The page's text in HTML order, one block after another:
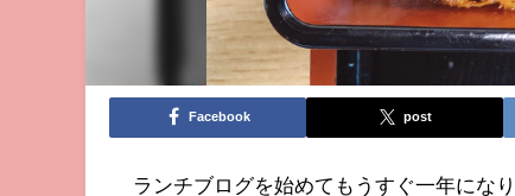
Facebook post
ランチブログを始めてもうすぐ一年にな